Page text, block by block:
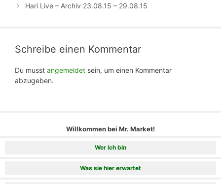
Hari Live – Archiv 23.08.15 – 29.08.15
Schreibe einen Kommentar
Du musst angemeldet sein, um einen Kommentar
abzugeben.
Willkommen bei Mr. Market!
Wer ich bin
Was sie hier erwartet